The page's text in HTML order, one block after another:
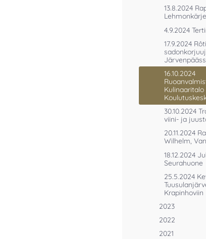
13.8.2024
4.9.2024
17.9.2024
16.10.2024
Kulinaaritalo
30.10.2024
viini- ja
20.11.2024
Wilhelm,
18.12.2024
Seurahuone
25.5.2024
Krapinhoviin
2023
2022
2021